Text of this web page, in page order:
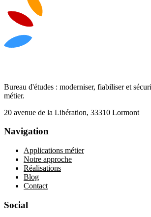
Bureau d'études : moderniser, fiabiliser et
métier.
20 avenue de la Libération, 33310 Lormont
Navigation
Applications métier
Notre approche
Réalisations
Blog
Contact
Social